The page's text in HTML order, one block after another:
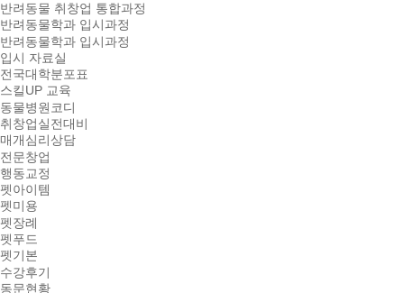
반려동물 취창업 통합과정
반려동물학과 입시과정
반려동물학과 입시과정
입시 자료실
전국대학분포표
스킬UP 교육
동물병원코디
취창업실전대비
매개심리상담
전문창업
행동교정
펫아이템
펫미용
펫장례
펫푸드
펫기본
수강후기
동문현황